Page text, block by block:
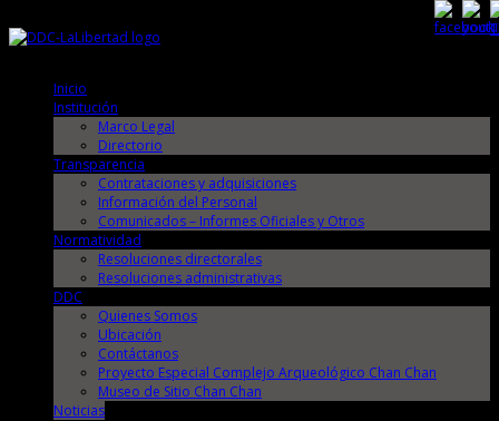
Inicio
Institución
Marco Legal
Directorio
Transparencia
Contrataciones y adquisiciones
Información del Personal
Comunicados – Informes Oficiales y Otros
Normatividad
Resoluciones directorales
Resoluciones administrativas
DDC
Quienes Somos
Ubicación
Contáctanos
Proyecto Especial Complejo Arqueológico Chan Chan
Museo de Sitio Chan Chan
Noticias